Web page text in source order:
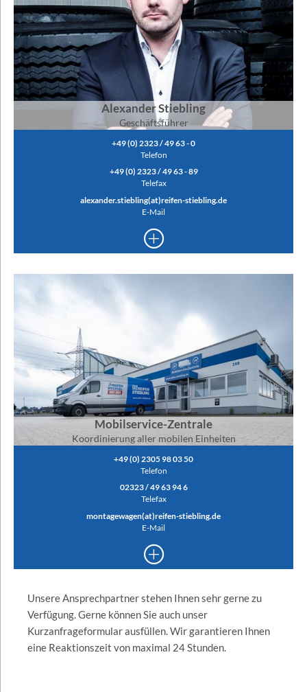
Alexander Stiebling
Geschäftsführer
+49 (0) 2323 / 49 63 - 0
Telefon
+49 (0) 2323 / 49 63 - 89
Telefax
alexander.stiebling(at)reifen-stiebling.de
E-Mail
+
Mobilservice-Zentrale
Koordinierung aller mobilen Einheiten
+49 (0) 2305 98 03 50
Telefon
02323 / 49 63 94 6
Telefax
montagewagen(at)reifen-stiebling.de
E-Mail
+
Unsere Ansprechpartner stehen Ihnen sehr gerne zu
Verfügung. Gerne können Sie auch unser
Kurzanfrageformular ausfüllen. Wir garantieren Ihnen
eine Reaktionszeit von maximal 24 Stunden.